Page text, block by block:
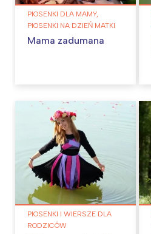
PIOSENKI DLA MAMY,
PIOSENKI NA DZIEŃ MATKI
Mama zadumana
PIOSENKI I WIERSZE DLA
RODZICÓW